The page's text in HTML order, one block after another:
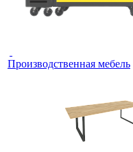
Производственная мебель